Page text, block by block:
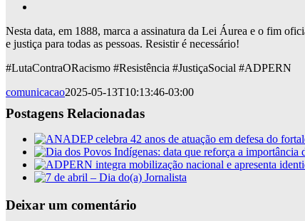
Image
Nesta data, em 1888, marca a assinatura da Lei Áurea e o fim
e justiça para todas as pessoas. Resistir é necessário!
#LutaContraORacismo #Resistência #JustiçaSocial #ADPERN
comunicacao2025-05-13T10:13:46-03:00
Postagens Relacionadas
Deixar um comentário